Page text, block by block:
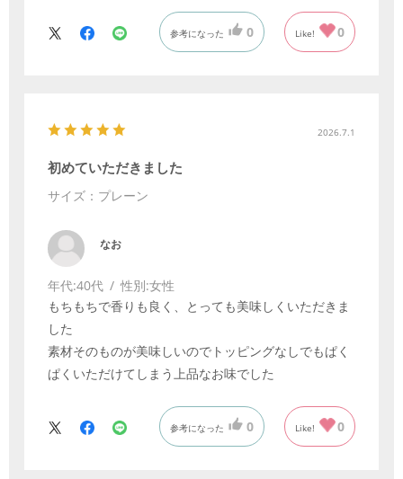
参考になった 0 Like! 0
2026.7.1
初めていただきました
サイズ：プレーン
なお
年代:40代 性別:女性
もちもちで香りも良く、とっても美味しくいただきま
した
素材そのものが美味しいのでトッピングなしでもぱく
ぱくいただけてしまう上品なお味でした
参考になった 0 Like! 0